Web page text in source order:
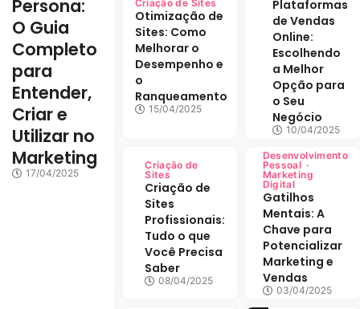
Persona:
O Guia
Completo
para
Entender,
Criar e
Utilizar no
Marketing
17/04/2025
Criação de Sites
Otimização de
Sites: Como
Melhorar o
Desempenho e
o
Ranqueamento
15/04/2025
Plataformas
de Vendas
Online:
Escolhendo
a Melhor
Opção para
o Seu
Negócio
10/04/2025
Criação de
Sites
Criação de
Sites
Profissionais:
Tudo o que
Você Precisa
Saber
08/04/2025
Desenvolvimento
Pessoal
Marketing
Digital
Gatilhos
Mentais: A
Chave para
Potencializar
Marketing e
Vendas
03/04/2025